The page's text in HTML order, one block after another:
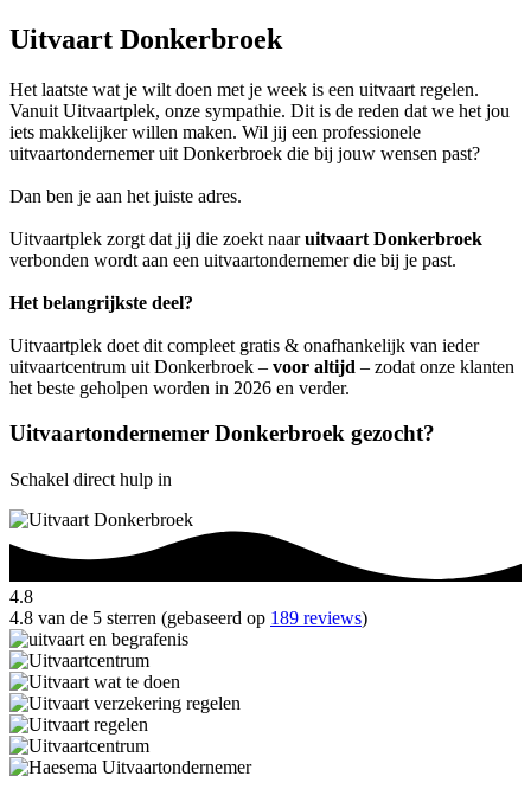
Uitvaart Donkerbroek
Het laatste wat je wilt doen met je week is een uitvaart regelen.
Vanuit Uitvaartplek, onze sympathie. Dit is de reden dat we het jou
iets makkelijker willen maken. Wil jij een professionele
uitvaartondernemer uit Donkerbroek die bij jouw wensen past?
Dan ben je aan het juiste adres.
Uitvaartplek zorgt dat jij die zoekt naaruitvaart Donkerbroek
verbonden wordt aan een uitvaartondernemer die bij je past.
Het belangrijkste deel?
Uitvaartplek doet dit compleet gratis & onafhankelijk van ieder
uitvaartcentrum uit Donkerbroek – voor altijd – zodat onze klanten
het beste geholpen worden in 2026 en verder.
Uitvaartondernemer Donkerbroek gezocht?
Schakel direct hulp in
4.8
4.8 van de 5 sterren (gebaseerd op 189 reviews)